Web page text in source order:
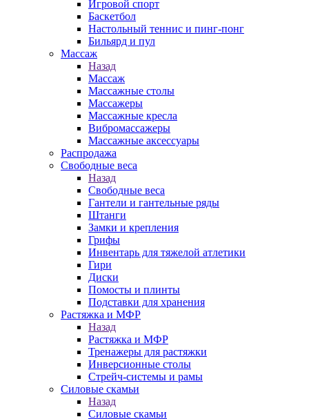
Игровой спорт
Баскетбол
Настольный теннис и пинг-понг
Бильярд и пул
Массаж
Назад
Массаж
Массажные столы
Массажеры
Массажные кресла
Вибромассажеры
Массажные аксессуары
Распродажа
Свободные веса
Назад
Свободные веса
Гантели и гантельные ряды
Штанги
Замки и крепления
Грифы
Инвентарь для тяжелой атлетики
Гири
Диски
Помосты и плинты
Подставки для хранения
Растяжка и МФР
Назад
Растяжка и МФР
Тренажеры для растяжки
Инверсионные столы
Стрейч-системы и рамы
Силовые скамьи
Назад
Силовые скамьи